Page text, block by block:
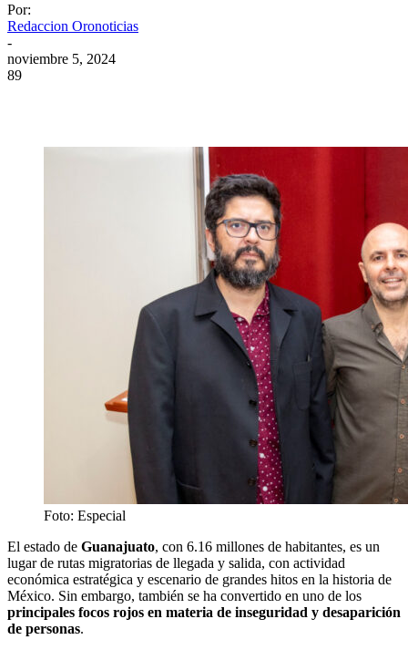
Por:
Redaccion Oronoticias
-
noviembre 5, 2024
89
Foto: Especial
El estado de Guanajuato, con 6.16 millones de habitantes, es un
lugar de rutas migratorias de llegada y salida, con actividad
económica estratégica y escenario de grandes hitos en la historia de
México. Sin embargo, también se ha convertido en uno de los
principales focos rojos en materia de inseguridad y desaparición
de personas.